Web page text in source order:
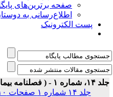
صفحه برترین‌های پایگاه
اطلاع‌رسانی به دوستان
پست الکترونیک
- ( فصلنامه بيماري‌هاي پستان ايران ۱۴۰۰ )
جلد ۱۴ شماره ۱ صفحات ۱۰-۷